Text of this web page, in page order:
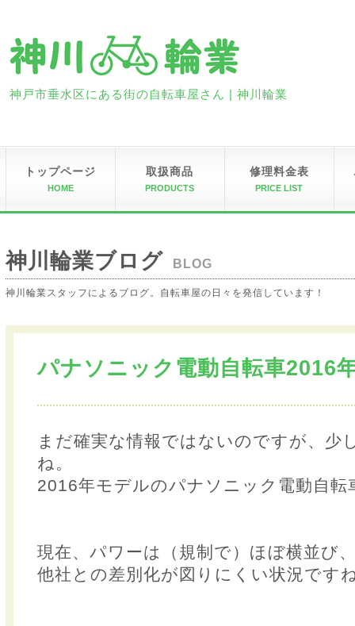
神戸市垂水区にある街の自転車屋さん | 神川輪業
トップページ
HOME
取扱商品
PRODUCTS
修理料金表
PRICE LIST
神川輪業ブログ BLOG
神川輪業スタッフによるブログ。自転車屋の日々を発信しています！
パナソニック電動自転車2016
まだ確実な情報ではないのですが、少
ね。
2016年モデルのパナソニック電動自転
現在、パワーは（規制で）ほぼ横並び
他社との差別化が図りにくい状況です